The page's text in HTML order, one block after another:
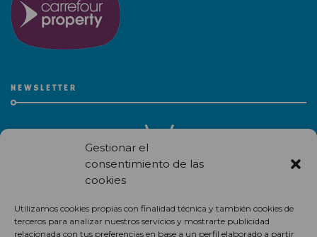
Gestionar el
consentimiento de las
cookies
Utilizamos cookies propias con finalidad técnica y también cookies de
terceros para analizar nuestros servicios y mostrarte publicidad
relacionada con tus preferencias en base a un perfil elaborado a partir
NEWSLETTER
centro comercial.